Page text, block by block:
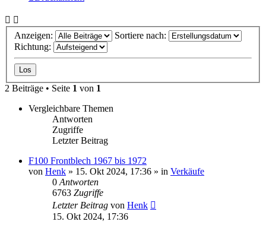
Anzeigen:
Sortiere nach:
Richtung:
2 Beiträge • Seite 1 von 1
Vergleichbare Themen
Antworten
Zugriffe
Letzter Beitrag
F100 Frontblech 1967 bis 1972
von Henk » 15. Okt 2024, 17:36 » in Verkäufe
0 Antworten
6763 Zugriffe
Letzter Beitrag von Henk
15. Okt 2024, 17:36